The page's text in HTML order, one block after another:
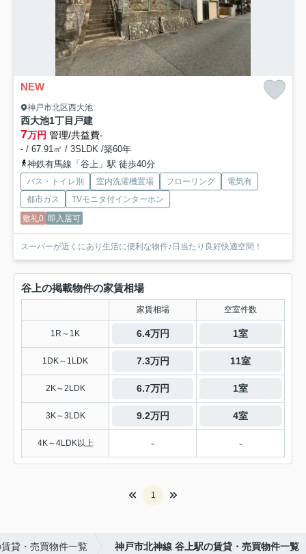
NEW
神戸市北区西大池
西大池1丁目戸建
7万円 管理/共益費-
- / 67.91㎡ / 3SLDK /築60年
神鉄有馬線「谷上」駅 徒歩40分
バス・トイレ別 室内洗濯機置場 フローリング
電気有
都市ガス
TVモニタ付インターホン
敷礼0 即入居可
スーパーが近くにあり生活に便利な物件♪日当たり良好快適空間！
谷上の掲載物件の家賃相場
家賃相場 空室件数
1R～1K 6.4万円 1室
1DK～1LDK 7.3万円 11室
2K～2LDK 6.7万円 1室
3K～3LDK 9.2万円 4室
4K～4LDK以上 - -
1
貸・売買物件一覧 神戸市北神線 谷上駅の賃貸・売買物件一覧